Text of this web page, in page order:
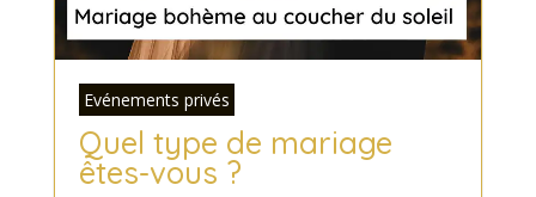
Evénements privés
Quel type de mariage
êtes-vous ?